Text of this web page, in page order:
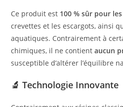
Ce produit est 100 % sûr pour
crevettes et les escargots, ainsi
aquatiques. Contrairement à
chimiques, il ne contientaucun
susceptible d’altérer l’équilibre
🔬Technologie Innovante